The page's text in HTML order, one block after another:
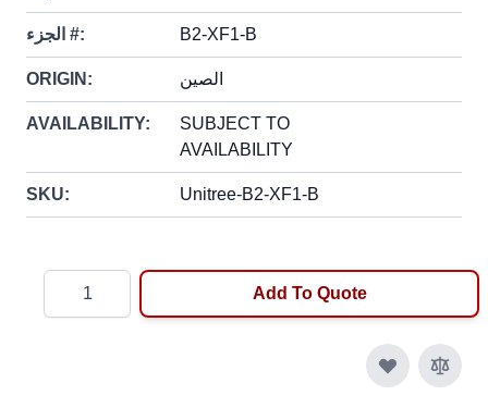
الجزء #: B2-XF1-B
ORIGIN: الصين
AVAILABILITY:
SUBJECT TO
AVAILABILITY
SKU: Unitree-B2-XF1-B
Add To Quote